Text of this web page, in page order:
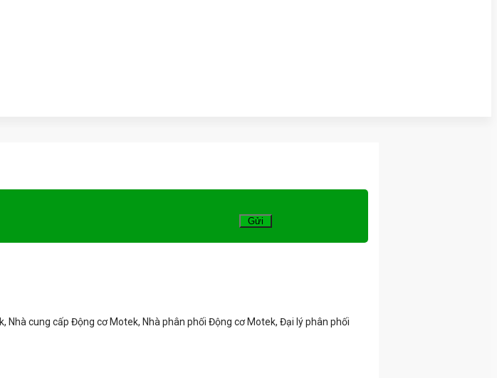
cung cấp Động cơ Motek, Nhà phân phối Động cơ Motek, Đại lý phân phối